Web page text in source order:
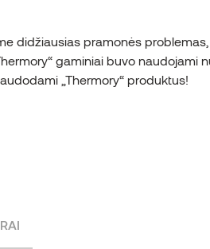
didžiausias pramonės
gaminiai buvo naudojami
„Thermory“ produktus!